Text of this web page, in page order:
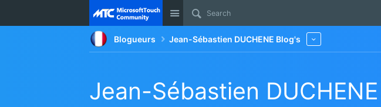
Site
Blogueurs Jean-Sébastien DUCHENE Blog's
Jean-Sébastien